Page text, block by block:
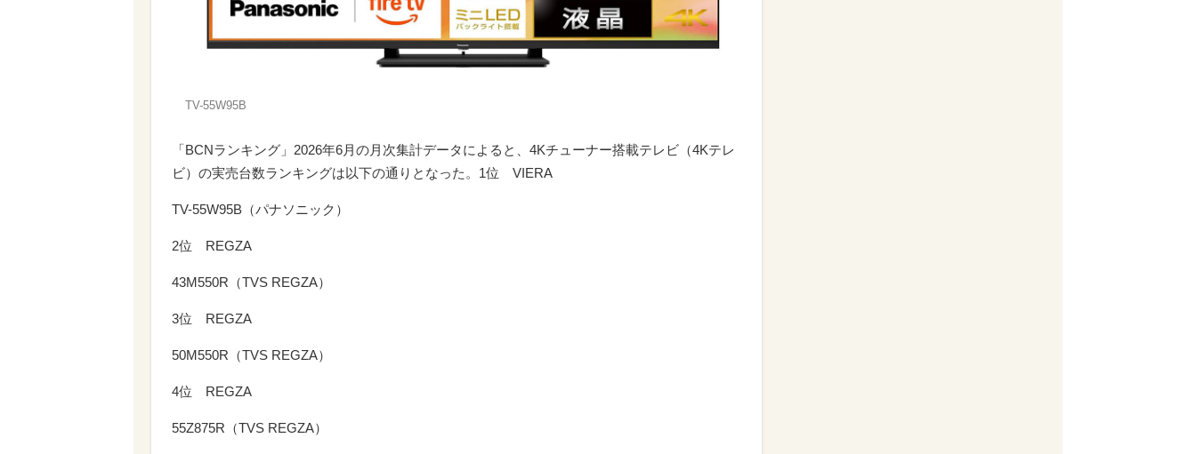
TV-55W95B
「BCNランキング」2026年6月の月次集計データによると、4Kチューナー搭載テレビ（4Kテレ
ビ）の実売台数ランキングは以下の通りとなった。1位 VIERA
TV-55W95B（パナソニック）
2位 REGZA
43M550R（TVS REGZA）
3位 REGZA
50M550R（TVS REGZA）
4位 REGZA
55Z875R（TVS REGZA）